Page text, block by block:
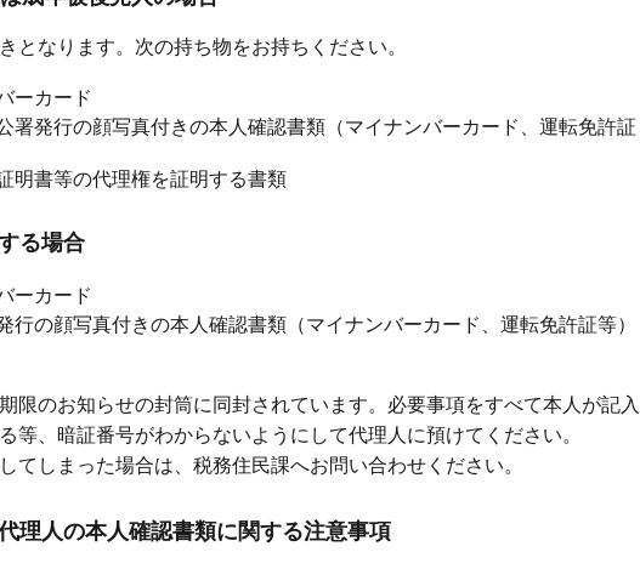
となります。次の持ち物をお持ちください。
ーカード
署発行の顔写真付きの本人確認書類（マイナンバーカード、運転免許証
明書等の代理権を証明する書類
る場合
ーカード
行の顔写真付きの本人確認書類（マイナンバーカード、運転免許証等）
限のお知らせの封筒に同封されています。必要事項をすべて本人が記入
等、暗証番号がわからないようにして代理人に預けてください。
てしまった場合は、税務住民課へお問い合わせください。
理人の本人確認書類に関する注意事項